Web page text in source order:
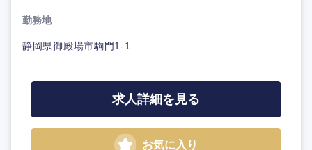
勤務地
静岡県御殿場市駒門1-1
求人詳細を見る
お気に入り